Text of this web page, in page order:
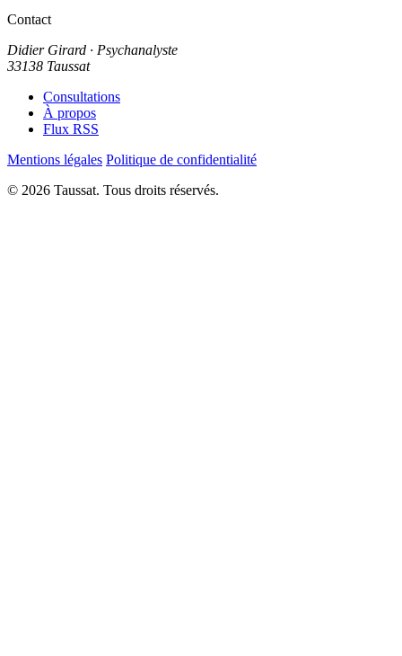
Contact
Didier Girard · Psychanalyste
33138 Taussat
Consultations
À propos
Flux RSS
Mentions légales Politique de confidentialité
© 2026 Taussat. Tous droits réservés.